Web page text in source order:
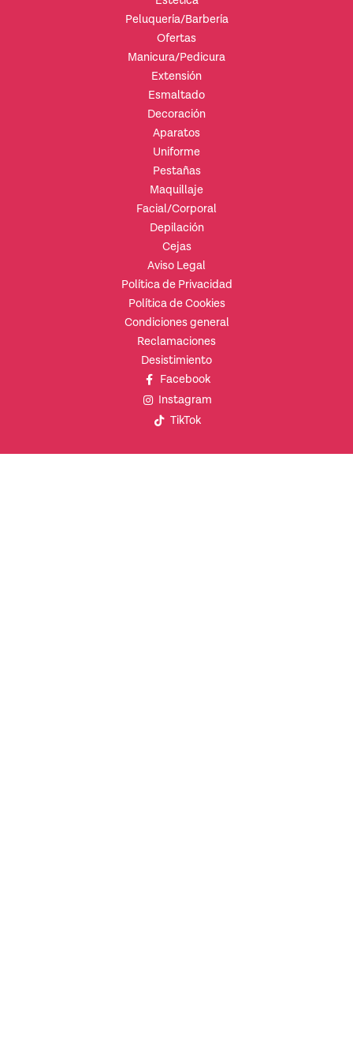
Peluquería/Barbería
Ofertas
Manicura/Pedicura
Extensión
Esmaltado
Decoración
Aparatos
Uniforme
Pestañas
Maquillaje
Facial/Corporal
Depilación
Cejas
Aviso Legal
Política de Privacidad
Política de Cookies
Condiciones general
Reclamaciones
Desistimiento
Facebook
Instagram
TikTok